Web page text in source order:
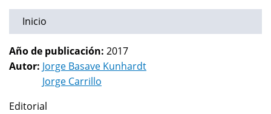
Inicio
Año de publicación: 2017
Autor: Jorge Basave Kunhardt
Jorge Carrillo
Editorial